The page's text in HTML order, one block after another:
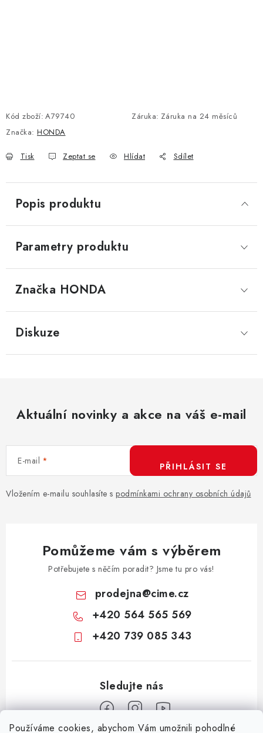
Používáme cookies, abychom Vám umožnili pohodlné
Kód zboží: A79740 Záruka: Záruka na 24 měsíců
Značka: HONDA
Tisk Zeptat se Hlídat Sdílet
Popis produktu
Parametry produktu
Značka HONDA
Diskuze
Aktuální novinky a akce na váš e-mail
E-mail
Vložením e-mailu souhlasíte s podmínkami ochrany osobních údajů
PŘIHLÁSIT SE
Pomůžeme vám s výběrem
Potřebujete s něčím poradit? Jsme tu pro vás!
prodejna@cime.cz
+420 564 565 569
+420 739 085 343